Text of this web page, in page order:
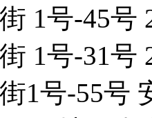
1号-45号
1号-31号
1号-55号